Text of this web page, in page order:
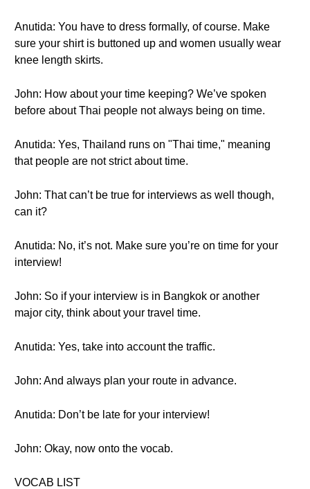
Anutida: You have to dress formally, of course. Make
sure your shirt is buttoned up and women usually wear
knee length skirts.
John: How about your time keeping? We’ve spoken
before about Thai people not always being on time.
Anutida: Yes, Thailand runs on "Thai time," meaning
that people are not strict about time.
John: That can’t be true for interviews as well though,
can it?
Anutida: No, it’s not. Make sure you’re on time for your
interview!
John: So if your interview is in Bangkok or another
major city, think about your travel time.
Anutida: Yes, take into account the traffic.
John: And always plan your route in advance.
Anutida: Don’t be late for your interview!
John: Okay, now onto the vocab.
VOCAB LIST